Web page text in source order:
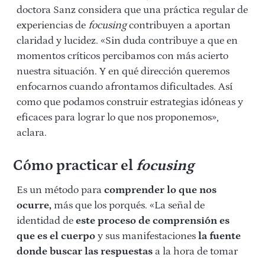
doctora Sanz considera que una práctica regular de
experiencias de focusingcontribuyen a aportan
claridad y lucidez. «Sin duda contribuye a que en
momentos críticos percibamos con más acierto
nuestra situación. Y en qué dirección queremos
enfocarnos cuando afrontamos dificultades. Así
como que podamos construir estrategias idóneas y
eficaces para lograr lo que nos proponemos»,
aclara.
Cómo practicar el focusing
Es un método para comprender lo que nos
ocurre, más que los porqués. «La señal de
identidad de este proceso de comprensión es
que es el cuerpo y sus manifestaciones la fuente
donde buscar las respuestas a la hora de tomar